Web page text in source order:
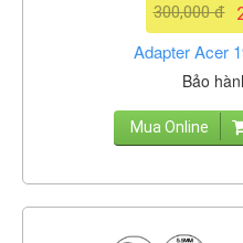
300,000 đ
Adapter Acer
Bảo
Mua Online